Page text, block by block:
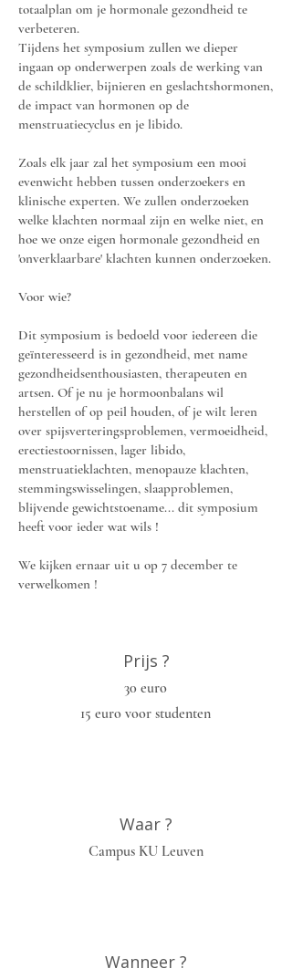
totaalplan om je hormonale gezondheid te
verbeteren.
Tijdens het symposium zullen we dieper
ingaan op onderwerpen zoals de werking van
de schildklier, bijnieren en geslachtshormonen,
de impact van hormonen op de
menstruatiecyclus en je libido.
Zoals elk jaar zal het symposium een mooi
evenwicht hebben tussen onderzoekers en
klinische experten. We zullen onderzoeken
welke klachten normaal zijn en welke niet, en
hoe we onze eigen hormonale gezondheid en
'onverklaarbare' klachten kunnen onderzoeken.
Voor wie?
Dit symposium is bedoeld voor iedereen die
geïnteresseerd is in gezondheid, met name
gezondheidsenthousiasten, therapeuten en
artsen. Of je nu je hormoonbalans wil
herstellen of op peil houden, of je wilt leren
over spijsverteringsproblemen, vermoeidheid,
erectiestoornissen, lager libido,
menstruatieklachten, menopauze klachten,
stemmingswisselingen, slaapproblemen,
blijvende gewichtstoename... dit symposium
heeft voor ieder wat wils !
We kijken ernaar uit u op 7 december te
verwelkomen !
Prijs ?
30 euro
15 euro voor studenten
Waar ?
Campus KU Leuven
Wanneer ?